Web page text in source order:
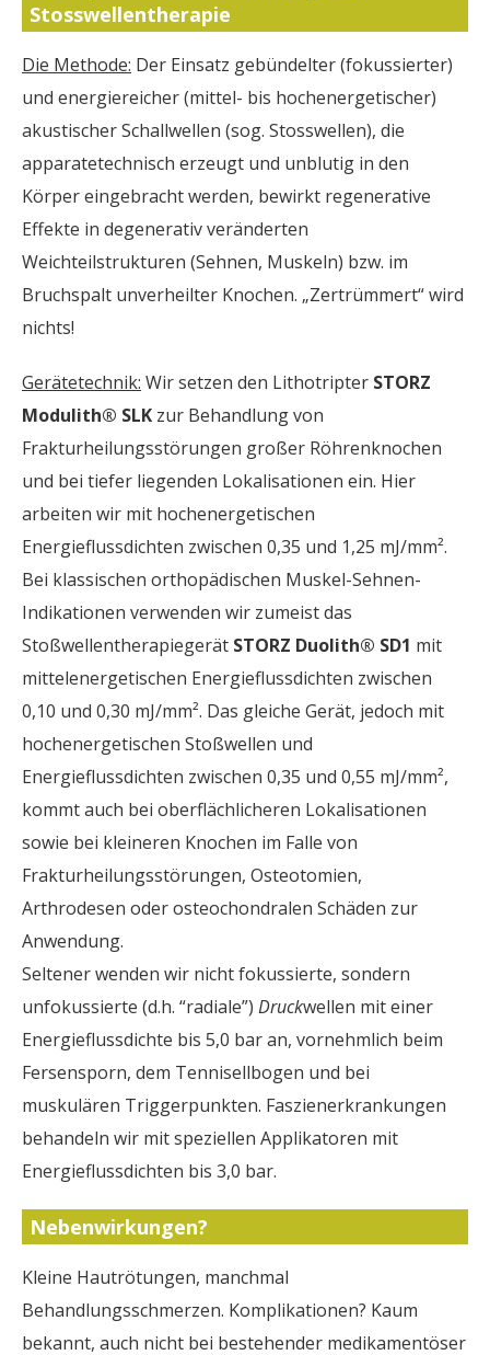
Stosswellentherapie
Die Methode: Der Einsatz gebündelter (fokussierter)
und energiereicher (mittel- bis hochenergetischer)
akustischer Schallwellen (sog. Stosswellen), die
apparatetechnisch erzeugt und unblutig in den
Körper eingebracht werden, bewirkt regenerative
Effekte in degenerativ veränderten
Weichteilstrukturen (Sehnen, Muskeln) bzw. im
Bruchspalt unverheilter Knochen. „Zertrümmert“ wird
nichts!
Gerätetechnik: Wir setzen den Lithotripter STORZ
Modulith® SLK zur Behandlung von
Frakturheilungsstörungen großer Röhrenknochen
und bei tiefer liegenden Lokalisationen ein. Hier
arbeiten wir mit hochenergetischen
Energieflussdichten zwischen 0,35 und 1,25 mJ/mm².
Bei klassischen orthopädischen Muskel-Sehnen-
Indikationen verwenden wir zumeist das
Stoßwellentherapiegerät STORZ Duolith® SD1 mit
mittelenergetischen Energieflussdichten zwischen
0,10 und 0,30 mJ/mm². Das gleiche Gerät, jedoch mit
hochenergetischen Stoßwellen und
Energieflussdichten zwischen 0,35 und 0,55 mJ/mm²,
kommt auch bei oberflächlicheren Lokalisationen
sowie bei kleineren Knochen im Falle von
Frakturheilungsstörungen, Osteotomien,
Arthrodesen oder osteochondralen Schäden zur
Anwendung.
Seltener wenden wir nicht fokussierte, sondern
unfokussierte (d.h. “radiale”) Druckwellen mit einer
Energieflussdichte bis 5,0 bar an, vornehmlich beim
Fersensporn, dem Tennisellbogen und bei
muskulären Triggerpunkten. Faszienerkrankungen
behandeln wir mit speziellen Applikatoren mit
Energieflussdichten bis 3,0 bar.
Nebenwirkungen?
Kleine Hautrötungen, manchmal
Behandlungsschmerzen. Komplikationen? Kaum
bekannt, auch nicht bei bestehender medikamentöser